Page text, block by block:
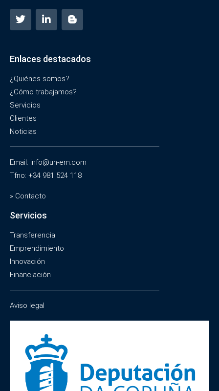
Enlaces destacados
¿Quiénes somos?
¿Cómo trabajamos?
Servicios
Clientes
Noticias
Email: info@un-em.com
Tfno: +34 981 524 118
» Contacto
Servicios
Transferencia
Emprendimiento
Innovación
Financiación
Aviso legal